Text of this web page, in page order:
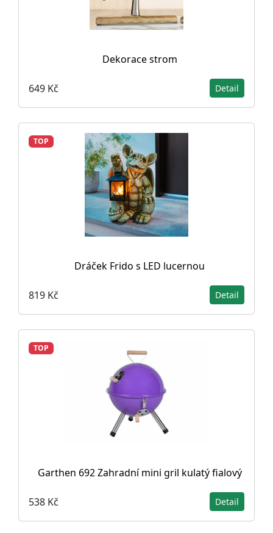
Dekorace strom
649 Kč Detail
TOP
Dráček Frido s LED lucernou
819 Kč Detail
TOP
Garthen 692 Zahradní mini gril kulatý fialový
538 Kč Detail